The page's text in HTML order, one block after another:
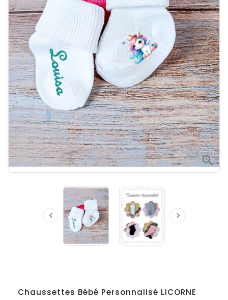

 
Chaussettes Bébé Personnalisé LICORNE